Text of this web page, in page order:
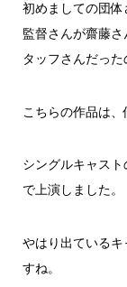
初めましての団
監督さんが齋藤
タッフさんだった
こちらの作品は
シングルキャス
で上演しました。
やはり出ている
すね。